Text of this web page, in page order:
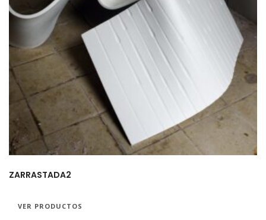
ZARRASTADA2
VER PRODUCTOS